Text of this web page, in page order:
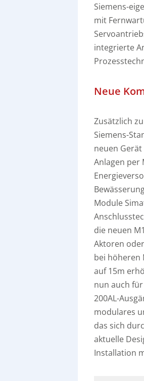
Siemens-
mit
integrierte
Neue
Zusätzlich
Siemens-
neuen Gerät
Anlagen per
Module
die neuen
Aktoren
bei höheren
auf 15m
nun auch
200AL-
modulares
das sich
aktuelle
Installation